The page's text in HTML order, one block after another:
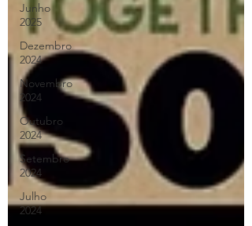
Junho
2025
Dezembro
2024
Novembro
2024
Outubro
2024
Setembro
2024
Julho
2024